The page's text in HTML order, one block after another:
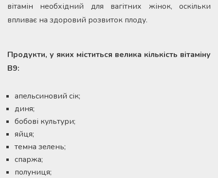
вітамін необхідний для вагітних жінок, оскільки
впливає на здоровий розвиток плоду.
Продукти, у яких міститься велика кількість вітаміну
В9:
апельсиновий сік;
диня;
бобові культури;
яйця;
темна зелень;
спаржа;
полуниця;